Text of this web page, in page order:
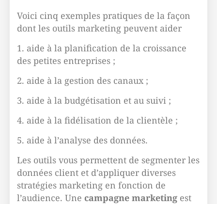
Voici cinq exemples pratiques de la façon
dont les outils marketing peuvent aider
1. aide à la planification de la croissance
des petites entreprises ;
2. aide à la gestion des canaux ;
3. aide à la budgétisation et au suivi ;
4. aide à la fidélisation de la clientèle ;
5. aide à l’analyse des données.
Les outils vous permettent de segmenter les
données client et d’appliquer diverses
stratégies marketing en fonction de
l’audience. Une campagne marketing est